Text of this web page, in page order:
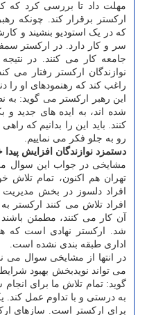
مهلت داد تا بررسی کرد که
ارکستر برقرار کند. چونکه
که در یک استودیو بنشیند و
سر و کار دارد. در ارکستر
جامعه کار می کنند. در
نوازندگان ارکستر رفتار می
راغب کند که رهنمودهای او را
این رهبر ارکستر می گوید:
شده اند، به ایده های جدید و
کنند. باید این را بدانیم که
رو به جلو فکر می نماییم.
دستمزد نوازندگان افزایش پیدا
مشایخی در جواب این سوال
تهران هم اکنون، تمام تلاش
افراد دلسوز در بخش مدیریت
افراد تلاش می کنند ارکستر
آن کار می کنند، مطمئن
شد. ارکستر نهادی است که
اداری طبقه بندی نشده است.
در انتها از مشایخی سوال می
می تواند نویدبخش بهبود
گوید: تمام تلاش ما برای
به درستی و با تداوم عمل
برای ارکستر است. سازهای